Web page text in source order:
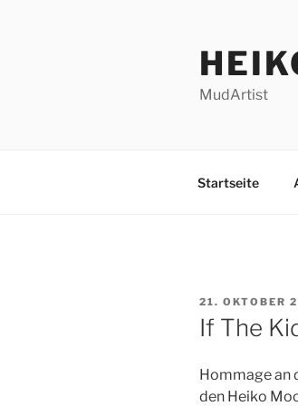
MudArtist
Startseite
AM
21. OKTOBER
If The
Hommage an
den Heiko